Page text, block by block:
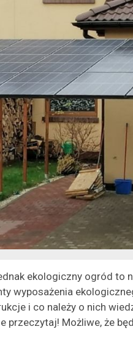
ekologiczny ogród to
wyposażenia
i co należy o nich
przeczytaj! Możliwe, że